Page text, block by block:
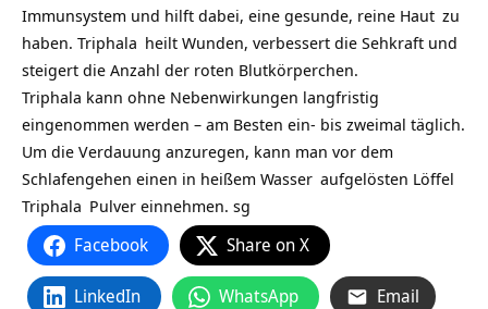
Immunsystem und hilft dabei, eine gesunde, reine Haut zu
haben. Triphala heilt Wunden, verbessert die Sehkraft und
steigert die Anzahl der roten Blutkörperchen.
Triphala kann ohne Nebenwirkungen langfristig
eingenommen werden – am Besten ein- bis zweimal täglich.
Um die Verdauung anzuregen, kann man vor dem
Schlafengehen einen in heißem Wasser aufgelösten Löffel
Triphala Pulver einnehmen. sg
Facebook Share on X
LinkedIn WhatsApp Email